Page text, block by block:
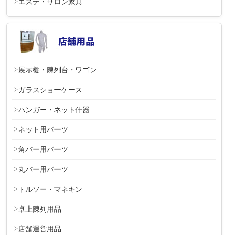
展示棚・陳列台・ワゴン
ガラスショーケース
ハンガー・ネット什器
ネット用パーツ
角バー用パーツ
丸バー用パーツ
トルソー・マネキン
卓上陳列用品
店舗運営用品